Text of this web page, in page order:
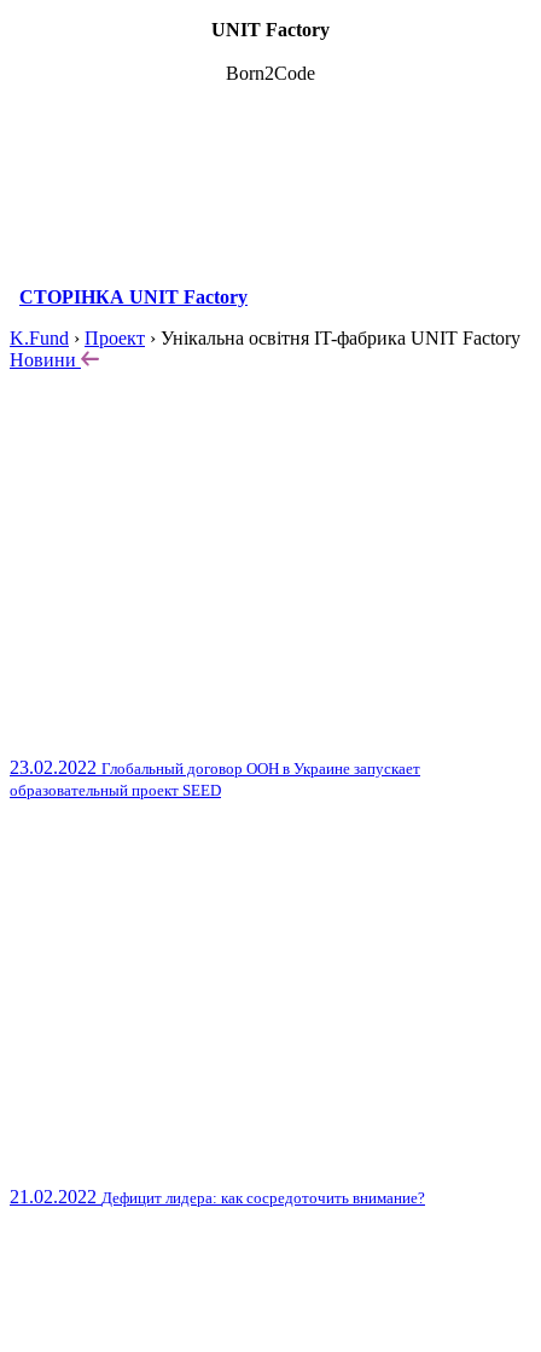
UNIT Factory
Born2Code
СТОРІНКА UNIT Factory
K.Fund › Проект › Унікальна освітня IT-фабрика UNIT Factory
Новини
23.02.2022 Глобальный договор ООН в Украине запускает
образовательный проект SEED
21.02.2022 Дефицит лидера: как сосредоточить внимание?